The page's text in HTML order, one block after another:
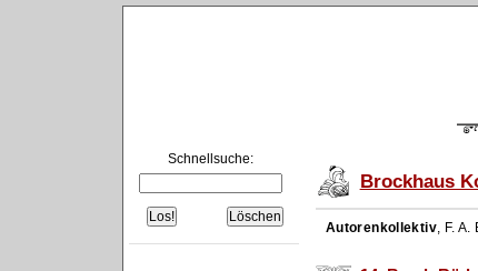
Schnellsuche:
Brockhaus
Autorenkollektiv, F.